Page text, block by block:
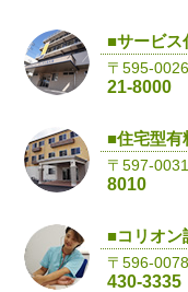
■サービ
〒595-
21-8000
■住宅型
〒597-
8010
■コリオン
〒596-
430-3335